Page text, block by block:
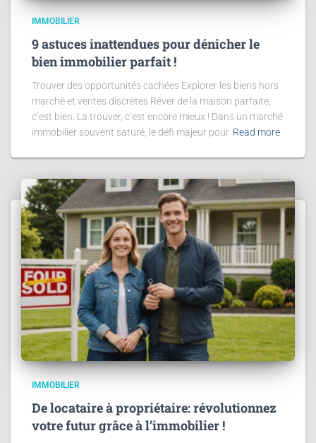
IMMOBILIER
9 astuces inattendues pour dénicher le
bien immobilier parfait !
Trouver des opportunités cachées Explorer les biens hors
marché et ventes discrètes Rêver de la maison parfaite,
c’est bien. La trouver, c’est encore mieux ! Dans un marché
immobilier souvent saturé, le défi majeur pour Read more
IMMOBILIER
De locataire à propriétaire: révolutionnez
votre futur grâce à l’immobilier !